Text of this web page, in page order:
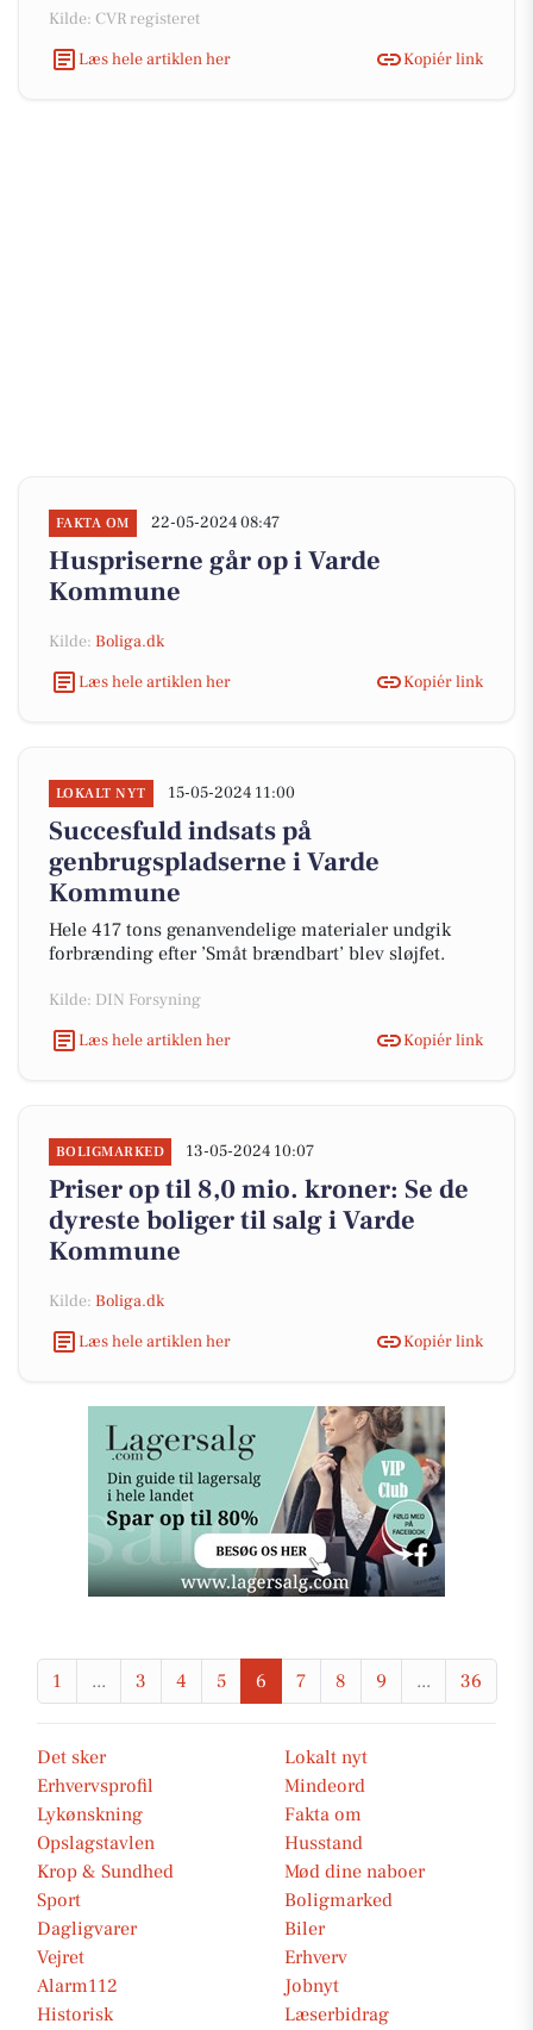
Kilde: CVR registeret
Læs hele artiklen her
Kopiér link
FAKTA OM 22-05-2024 08:47
Huspriserne går op i Varde
Kommune
Kilde: Boliga.dk
Læs hele artiklen her
Kopiér link
LOKALT NYT 15-05-2024 11:00
Succesfuld indsats på
genbrugspladserne i Varde
Kommune
Hele 417 tons genanvendelige materialer undgik
forbrænding efter ’Småt brændbart’ blev sløjfet.
Kilde: DIN Forsyning
Læs hele artiklen her
Kopiér link
BOLIGMARKED 13-05-2024 10:07
Priser op til 8,0 mio. kroner: Se de
dyreste boliger til salg i Varde
Kommune
Kilde: Boliga.dk
Læs hele artiklen her
Kopiér link
1 ... 3 4 5 6 7 8 9 ... 36
Det sker
Lokalt nyt
Erhvervsprofil
Mindeord
Lykønskning
Fakta om
Opslagstavlen
Husstand
Krop & Sundhed
Mød dine naboer
Sport
Boligmarked
Dagligvarer
Biler
Vejret
Erhverv
Alarm112
Jobnyt
Historisk
Læserbidrag